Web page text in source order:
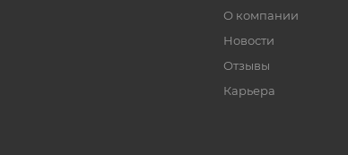
О компании
Новости
Отзывы
Карьера